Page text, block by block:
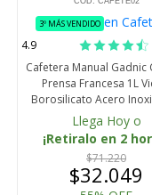
3º MÁS VENDIDO en
4.9
Cafetera Manual Gadnic
Prensa Francesa 1L
Borosilicato Acero
Llega Hoy o
¡Retiralo en 2
$71.220
$32.049